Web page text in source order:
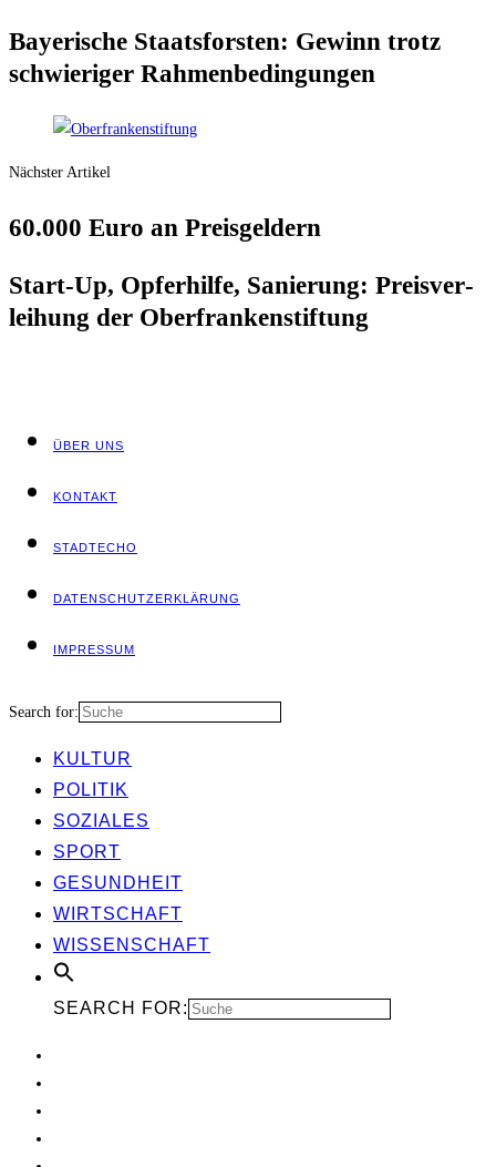
Baye­ri­sche Staats­fors­ten: Gewinn trotz
schwie­ri­ger Rahmenbedingungen
Nächster Artikel
60.000 Euro an Preisgeldern
Start-Up, Opfer­hil­fe, Sanie­rung: Preis­ver­
lei­hung der Oberfrankenstiftung
ÜBER UNS
KON­TAKT
STADT­ECHO
DATEN­SCHUTZ­ER­KLÄ­RUNG
IMPRES­SUM
Search for:
KUL­TUR
POLI­TIK
SOZIA­LES
SPORT
GESUND­HEIT
WIRT­SCHAFT
WIS­SEN­SCHAFT
SEARCH FOR: